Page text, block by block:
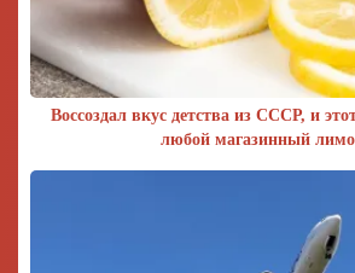
Воссоздал вкус детства из СССР, и
любой магазинный